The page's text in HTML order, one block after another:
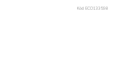
Kód: ECO133598